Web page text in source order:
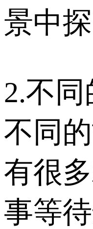
景中探
2.不
不同
有很
事等待